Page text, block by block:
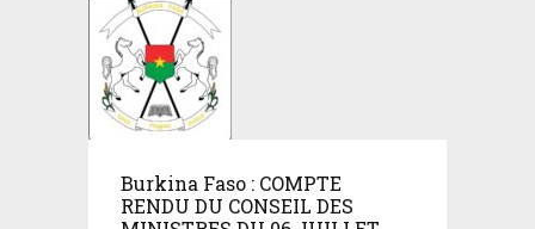
Burkina Faso : COMPTE
RENDU DU CONSEIL DES